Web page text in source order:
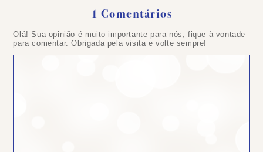
1 Comentários
Olá! Sua opinião é muito importante para nós, fique à vontade
para comentar. Obrigada pela visita e volte sempre!